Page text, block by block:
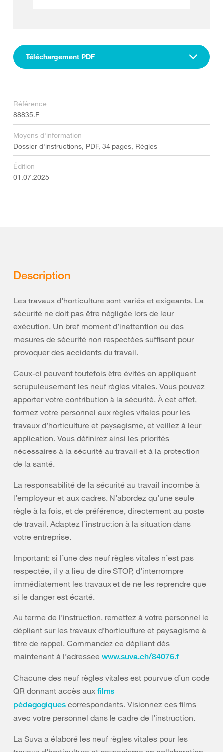
Téléchargement PDF
Référence
88835.F
Moyens d'information
Dossier d'instructions, PDF, 34 pages, Règles
Édition
01.07.2025
Description
Les travaux d’horticulture sont variés et exigeants. La
sécurité ne doit pas être négligée lors de leur
exécution. Un bref moment d’inattention ou des
mesures de sécurité non respectées suffisent pour
provoquer des accidents du travail.
Ceux-ci peuvent toutefois être évités en appliquant
scrupuleusement les neuf règles vitales. Vous pouvez
apporter votre contribution à la sécurité. À cet effet,
formez votre personnel aux règles vitales pour les
travaux d’horticulture et paysagisme, et veillez à leur
application. Vous définirez ainsi les priorités
nécessaires à la sécurité au travail et à la protection
de la santé.
La responsabilité de la sécurité au travail incombe à
l’employeur et aux cadres. N’abordez qu’une seule
règle à la fois, et de préférence, directement au poste
de travail. Adaptez l’instruction à la situation dans
votre entreprise.
Important: si l’une des neuf règles vitales n’est pas
respectée, il y a lieu de dire STOP, d’interrompre
immédiatement les travaux et de ne les reprendre que
si le danger est écarté.
Au terme de l’instruction, remettez à votre personnel le
dépliant sur les travaux d’horticulture et paysagisme à
titre de rappel. Commandez ce dépliant dès
maintenant à l’adressee www.suva.ch/84076.f
Chacune des neuf règles vitales est pourvue d’un code
QR donnant accès aux films
pédagogiques correspondants. Visionnez ces films
avec votre personnel dans le cadre de l’instruction.
La Suva a élaboré les neuf règles vitales pour les